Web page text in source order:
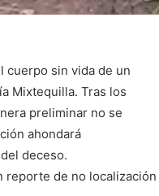
cuerpo sin vida de un
Mixtequilla. Tras los
preliminar no se
ahondará
deceso.
reporte de no localización